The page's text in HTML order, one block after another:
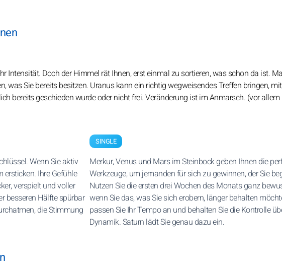
Intensität. Doch der Himmel rät Ihnen, erst einmal zu sortieren, was schon da ist.
was Sie bereits besitzen. Uranus kann ein richtig wegweisendes Treffen bringen, mit
bereits geschieden wurde oder nicht frei. Veränderung ist im Anmarsch. (vor
Wenn Sie aktiv
ersticken. Ihre Gefühle
verspielt und voller
besseren Hälfte spürbar
die Stimmung
SINGLE
Merkur, Venus und Mars im Steinbock geben Ihnen die
Werkzeuge, um jemanden für sich zu gewinnen, der Sie
Nutzen Sie die ersten drei Wochen des Monats ganz
wenn Sie das, was Sie sich erobern, länger behalten
passen Sie Ihr Tempo an und behalten Sie die Kontrolle
Dynamik. Saturn lädt Sie genau dazu ein.